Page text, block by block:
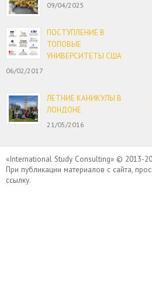
09/04/2025
ПОСТУПЛЕНИЕ В
ТОПОВЫЕ
УНИВЕРСИТЕТЫ США
06/02/2017
ЛЕТНИЕ КАНИКУЛЫ В
ЛОНДОНЕ
21/05/2016
«International Study Consulting» © 2013-
При публикации материалов с сайта,
ссылку.